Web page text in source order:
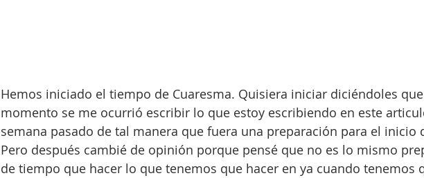
Hemos iniciado el tiempo de Cuaresma. Quisiera iniciar diciéndoles
momento se me ocurrió escribir lo que estoy escribiendo en este
semana pasado de tal manera que fuera una preparación para el inicio
Pero después cambié de opinión porque pensé que no es lo mismo
de tiempo que hacer lo que tenemos que hacer en ya cuando tenemos